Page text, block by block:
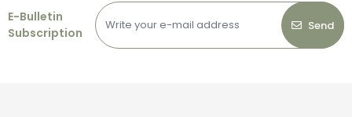
E-Bulletin
Subscription
Send